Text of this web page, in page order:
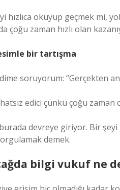
hızlıca okuyup geçmek mi,
çoğu zaman hızlı olan
bir tartışma
soruyorum: “Gerçekten
edici çünkü çoğu zaman
devreye giriyor. Bir
demek.
bilgi vukuf ne